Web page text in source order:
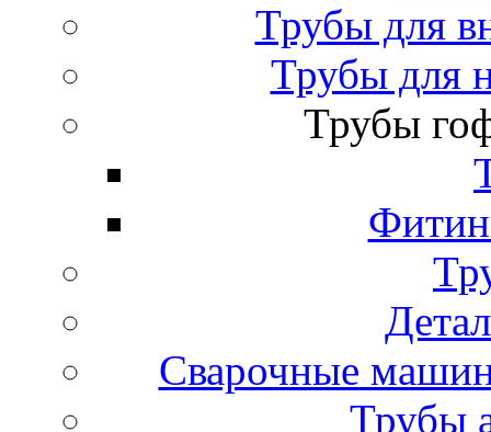
Трубы для
Трубы для
Трубы
Сварочные
Трубы